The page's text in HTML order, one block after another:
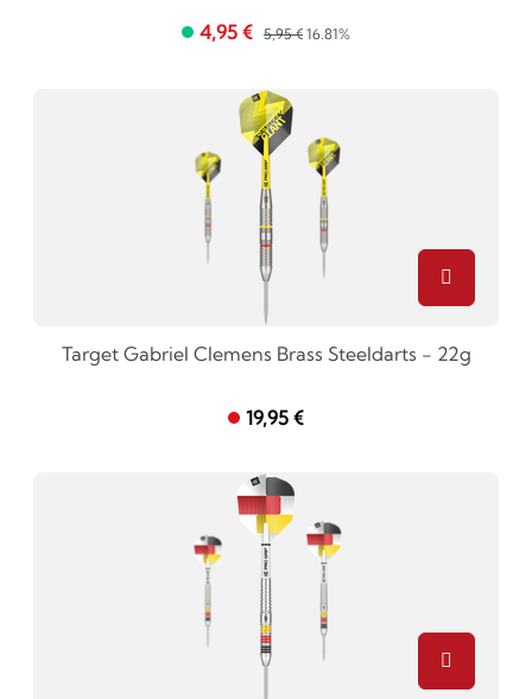
4,95 € 5,95 € 16.81%
Target Gabriel Clemens Brass Steeldarts - 22g
19,95 €